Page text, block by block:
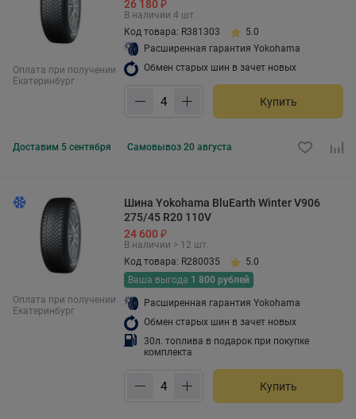
Оплата при получении
Екатеринбург
26 180 ₽
В наличии 4 шт.
Код товара: R381303
5.0
Расширенная гарантия Yokohama
Обмен старых шин в зачет новых
Купить
Доставим 5 сентября Самовывоз 20 августа
Оплата при получении
Екатеринбург
Шина Yokohama BluEarth Winter V906
275/45 R20 110V
24 600 ₽
В наличии > 12 шт.
Код товара: R280035
5.0
Ваша выгода 1 800 рублей
Расширенная гарантия Yokohama
Обмен старых шин в зачет новых
30л. топлива в подарок при покупке
комплекта
Купить